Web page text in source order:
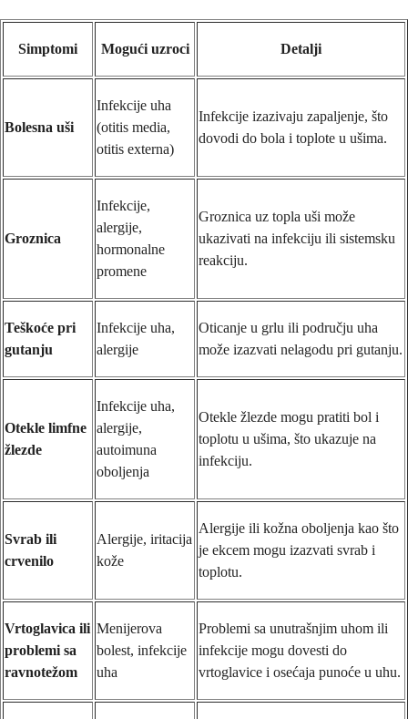
Simptomi Mogući uzroci Detalji
Bolesna uši
Infekcije uha
(otitis media,
otitis externa)
Infekcije izazivaju zapaljenje, što
dovodi do bola i toplote u ušima.
Groznica
Infekcije,
alergije,
hormonalne
promene
Groznica uz topla uši može
ukazivati na infekciju ili sistemsku
reakciju.
Teškoće pri
gutanju
Infekcije uha,
alergije
Oticanje u grlu ili području uha
može izazvati nelagodu pri gutanju.
Otekle limfne
žlezde
Infekcije uha,
alergije,
autoimuna
oboljenja
Otekle žlezde mogu pratiti bol i
toplotu u ušima, što ukazuje na
infekciju.
Svrab ili
crvenilo
Alergije, iritacija
kože
Alergije ili kožna oboljenja kao što
je ekcem mogu izazvati svrab i
toplotu.
Vrtoglavica ili
problemi sa
ravnotežom
Menijerova
bolest, infekcije
uha
Problemi sa unutrašnjim uhom ili
infekcije mogu dovesti do
vrtoglavice i osećaja punoće u uhu.